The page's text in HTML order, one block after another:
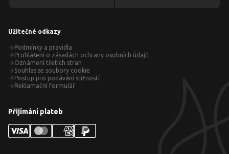
Užitečné odkazy
Podmínky a pravidla
Prohlášení o zásadách ochrany osobních údajů
Oznámení třetích stran
Souhlas se soubory cookie
Postup pro podávání stížností
Reklamační formulář
Přijímání plateb